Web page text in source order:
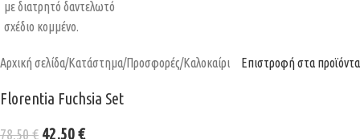
Αρχική σελίδα/Κατάστημα/Προσφορές/Καλοκαίρι Επιστροφή στα προϊόντα
Florentia Fuchsia Set
78,50€ 42,50€